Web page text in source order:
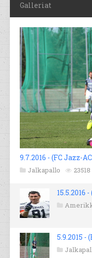
Galleriat
9.7.2016 - (FC Jazz-
Jalkapallo 23518
5.9.2015 -